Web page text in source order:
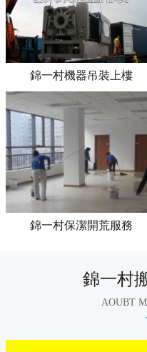
錦一村機器吊裝上樓
錦一村保潔開荒服務
錦一村
AOUBT